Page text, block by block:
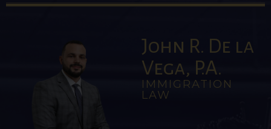
John R. De la
Vega, P.A.
IMMIGRATION
LAW